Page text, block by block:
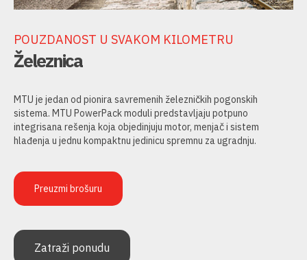
POUZDANOST U SVAKOM KILOMETRU
Železnica
MTU je jedan od pionira savremenih železničkih pogonskih
sistema. MTU PowerPack moduli predstavljaju potpuno
integrisana rešenja koja objedinjuju motor, menjač i sistem
hlađenja u jednu kompaktnu jedinicu spremnu za ugradnju.
Preuzmi brošuru
Zatraži ponudu